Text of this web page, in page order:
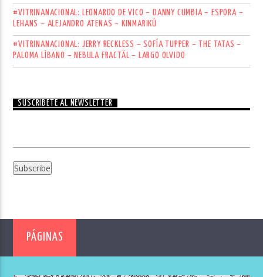
#VITRINANACIONAL: LEONARDO DE VICO – DANNY CUMBIA – ESPORA –
LEHANS – ALEJANDRO ATENAS – KINMARIKÚ
#VITRINANACIONAL: JERRY RECKLESS – SOFÍA TUPPER – THE TATAS –
PALOMA LÍBANO – NEBULA FRACTÄL – LARGO OLVIDO
SUSCRÍBETE AL NEWSLETTER
PÁGINAS